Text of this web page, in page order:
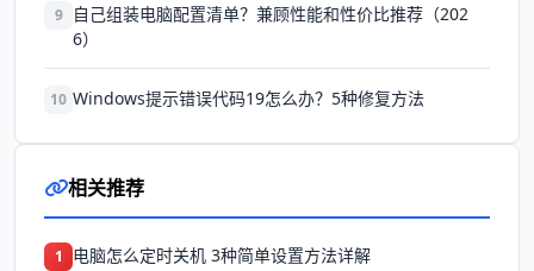
9
自己组装电脑配置清单？兼顾性能和性价比推荐（202
6）
10 Windows提示错误代码19怎么办？5种修复方法
相关推荐
1 电脑怎么定时关机 3种简单设置方法详解